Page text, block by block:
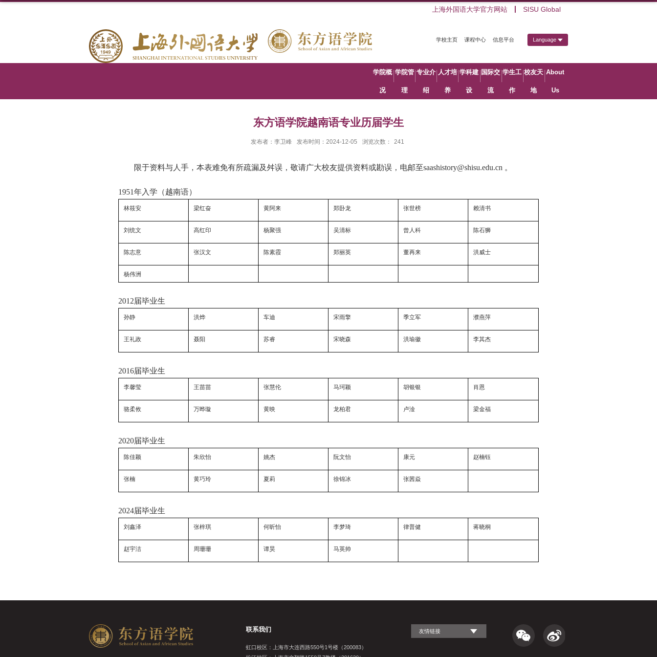
上海外国语大学官方网站 SISU Global
学校主页 课程中心 信息平台 Language
学院概
况
学院管
理
专业介
绍
人才培
养
学科建
设
国际交
流
学生工
作
校友天
地
About
Us
东方语学院越南语专业历届学生
发布者：李卫峰 发布时间：2024-12-05 浏览次数： 241
限于资料与人手，本表难免有所疏漏及舛误，敬请广大校友提供资料或勘误，电邮至saashistory@shisu.edu.cn 。
1951年入学（越南语）
林筱安 梁红奋 黄阿来 郑卧龙 张世榜 赖清书
刘统文 高红印 杨聚强 吴清标 曾人科 陈石狮
陈志意 张汉文 陈素霞 郑丽英 董再来 洪威士
杨伟洲
2012届毕业生
孙静 洪烨 车迪 宋雨擎 季立军 濮燕萍
王礼政 聂阳 苏睿 宋晓森 洪瑜徽 李其杰
2016届毕业生
李馨莹 王苗苗 张慧伦 马珂颖 胡银银 肖恩
骆柔攸 万晔璇 黄映 龙柏君 卢淦 梁金福
2020届毕业生
陈佳颖 朱欣怡 姚杰 阮文怡 康元 赵楠钰
张楠 黄巧玲 夏莉 徐锦冰 张茜焱
2024届毕业生
刘鑫泽 张梓琪 何昕怡 李梦琦 律普健 蒋晓桐
赵宇洁 周珊珊 谭昊 马英帅
联系我们
虹口校区：上海市大连西路550号1号楼（200083）
友情链接